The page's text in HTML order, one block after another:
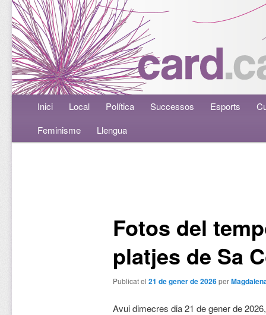
Menú principalAneu al contingut principal
Aneu al contingut secundari
Inici Local Política Successos Esports
Feminisme
Llengua
Fotos del
platjes de Sa
Publicat el 21 de gener de 2026per
Avui dimecres dia 21 de gener de